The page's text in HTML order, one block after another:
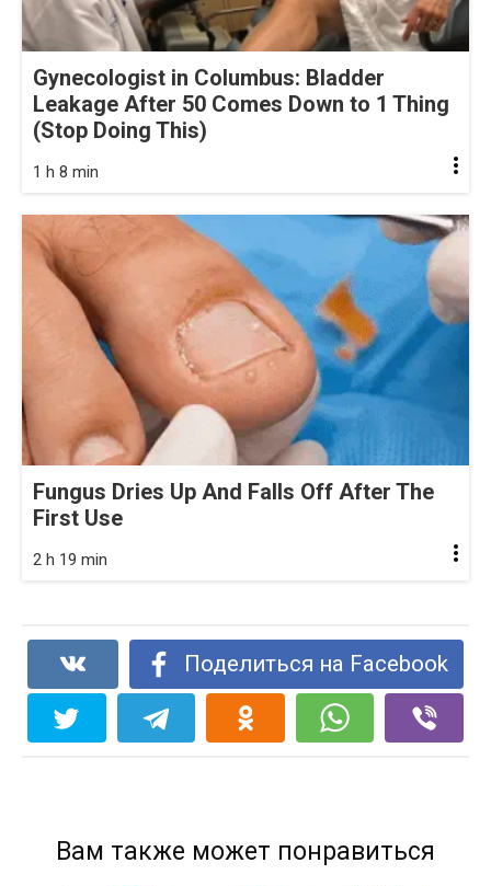
Gynecologist in Columbus: Bladder
Leakage After 50 Comes Down to 1 Thing
(Stop Doing This)
1 h 8 min
Fungus Dries Up And Falls Off After The
First Use
2 h 19 min
Поделиться на Facebook
Вам также может понравиться